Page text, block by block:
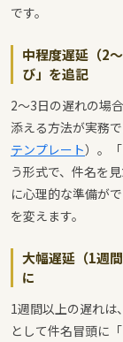
です。
中程度遅延（2
び」を追記
2〜3日の遅れの場
添える方法が実務
テンプレート）。
う形式で、件名を
に心理的な準備が
を変えます。
大幅遅延（1週
に
1週間以上の遅れは
として件名冒頭に